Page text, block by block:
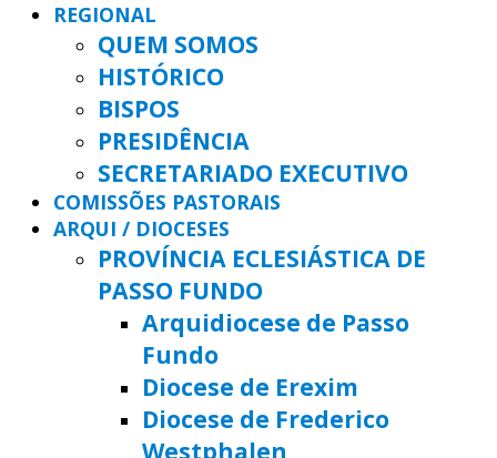
REGIONAL
QUEM SOMOS
HISTÓRICO
BISPOS
PRESIDÊNCIA
SECRETARIADO EXECUTIVO
COMISSÕES PASTORAIS
ARQUI / DIOCESES
PROVÍNCIA ECLESIÁSTICA DE
PASSO FUNDO
Arquidiocese de Passo
Fundo
Diocese de Erexim
Diocese de Frederico
Westphalen